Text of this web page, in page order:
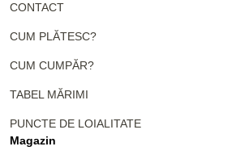
CONTACT
CUM PLĂTESC?
CUM CUMPĂR?
TABEL MĂRIMI
PUNCTE DE LOIALITATE
Magazin